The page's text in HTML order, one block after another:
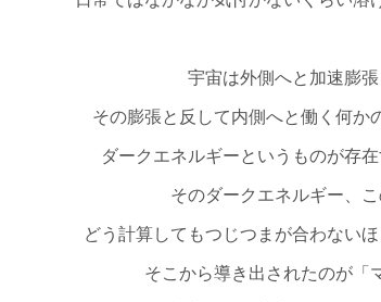
宇宙は外側へと加速膨
その膨張と反して内側へと働く何か
ダークエネルギーというものが存
そのダークエネルギー、
どう計算してもつじつまが合わない
そこから導き出されたのが「